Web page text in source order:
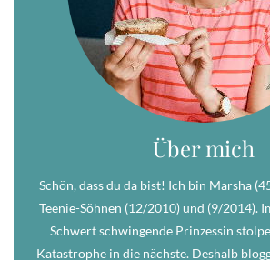
Über mich
Schön, dass du da bist! Ich bin Marsha
Teenie-Söhnen (12/2010) und (9/2014).
Schwert schwingende Prinzessin
Katastrophe in die nächste. Deshalb